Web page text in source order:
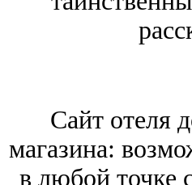
Сайт отеля
магазина:
в любой точке